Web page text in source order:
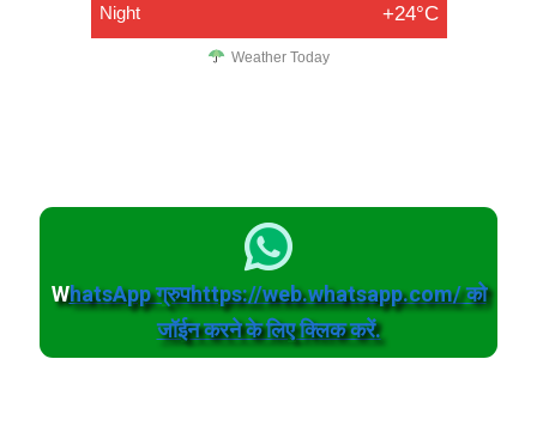
Night +24°C
Weather Today
WhatsApp ग्रुपhttps://web.whatsapp.com/ को
जॉईन करने के लिए क्लिक करें.